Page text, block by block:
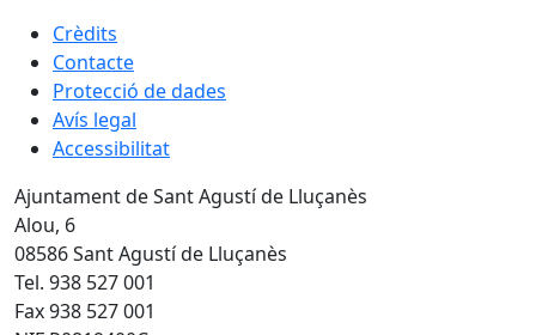
Crèdits
Contacte
Protecció de dades
Avís legal
Accessibilitat
Ajuntament de Sant Agustí de Lluçanès
Alou, 6
08586 Sant Agustí de Lluçanès
Tel. 938 527 001
Fax 938 527 001